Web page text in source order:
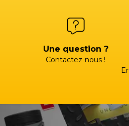
Une question ?
Contactez-nous !